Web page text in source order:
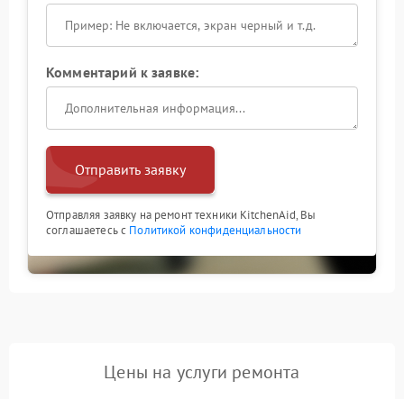
Комментарий к заявке:
Отправить заявку
Отправляя заявку на ремонт техники KitchenAid, Вы
соглашаетесь с Политикой конфиденциальности
Цены на услуги ремонта